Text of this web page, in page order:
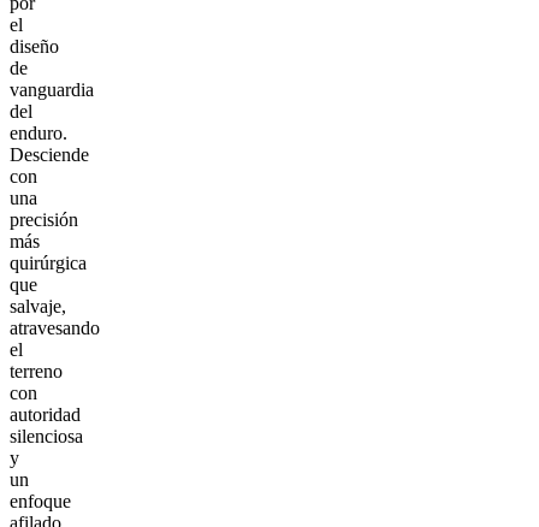
el
diseño
de
vanguardia
del
enduro.
Desciende
con
una
precisión
más
quirúrgica
que
salvaje,
atravesando
el
terreno
con
autoridad
silenciosa
y
un
enfoque